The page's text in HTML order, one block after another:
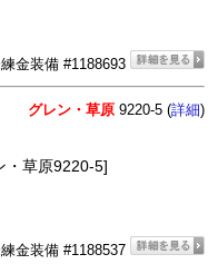
金装備 #1188693
グレン・草原 9220-5 (詳細)
・草原9220-5]
金装備 #1188537